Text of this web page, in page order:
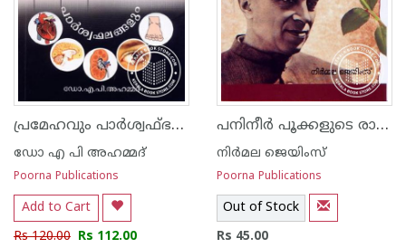
പ്രമേഹവും പാര്‍ശ്വഫ്ഭലങ്ങളും
ഡോ എ പി അഹമ്മദ്
Poorna Publications
Add to Cart
Rs 120.00 Rs 112.00
പനിനീര്‍ ‌പൂക്കളുടെ രാജകുമാര‌ന്‍
നിര്‍മല ജെയിംസ്
Poorna Publications
Out of Stock
Rs 45.00